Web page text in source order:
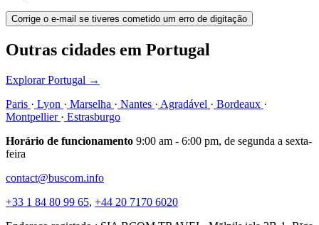
Corrige o e-mail se tiveres cometido um erro de digitação
Outras cidades em Portugal
Explorar Portugal →
Paris · Lyon · Marselha · Nantes · Agradável · Bordeaux ·
Montpellier · Estrasburgo
Horário de funcionamento 9:00 am - 6:00 pm, de segunda a sexta-
feira
contact@buscom.info
+33 1 84 80 99 65, +44 20 7170 6020